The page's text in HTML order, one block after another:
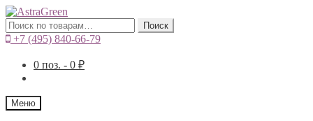
Искать: Поиск
+7 (495) 840-66-79
0 поз. - 0 ₽
Меню